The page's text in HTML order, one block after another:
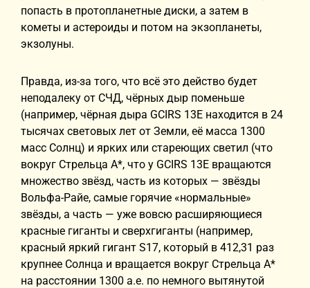
попасть в протопланетные диски, а затем в
кометы и астероиды и потом на экзопланеты,
экзолуны.
Правда, из-за того, что всё это действо будет
неподалеку от СЧД, чёрных дыр поменьше
(например, чёрная дыра GCIRS 13E находится в 24
тысячах световых лет от Земли, её масса 1300
масс Солнц) и ярких или стареющих светил (что
вокруг Стрельца А*, что у GCIRS 13E вращаются
множество звёзд, часть из которых — звёзды
Вольфа-Райе, самые горячие «нормальные»
звёзды, а часть — уже вовсю расширяющиеся
красные гиганты и сверхгиганты (например,
красный яркий гигант S17, который в 412,31 раз
крупнее Солнца и вращается вокруг Стрельца А*
на расстоянии 1300 а.е. по немного вытянутой